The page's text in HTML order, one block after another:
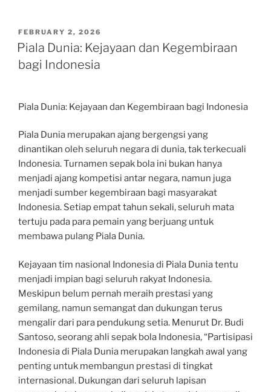
POSTED
ON
FEBRUARY 2, 2026
Piala Dunia: Kejayaan dan Kegembiraan
bagi Indonesia
Piala Dunia: Kejayaan dan Kegembiraan bagi Indonesia
Piala Dunia merupakan ajang bergengsi yang
dinantikan oleh seluruh negara di dunia, tak terkecuali
Indonesia. Turnamen sepak bola ini bukan hanya
menjadi ajang kompetisi antar negara, namun juga
menjadi sumber kegembiraan bagi masyarakat
Indonesia. Setiap empat tahun sekali, seluruh mata
tertuju pada para pemain yang berjuang untuk
membawa pulang Piala Dunia.
Kejayaan tim nasional Indonesia di Piala Dunia tentu
menjadi impian bagi seluruh rakyat Indonesia.
Meskipun belum pernah meraih prestasi yang
gemilang, namun semangat dan dukungan terus
mengalir dari para pendukung setia. Menurut Dr. Budi
Santoso, seorang ahli sepak bola Indonesia, “Partisipasi
Indonesia di Piala Dunia merupakan langkah awal yang
penting untuk membangun prestasi di tingkat
internasional. Dukungan dari seluruh lapisan